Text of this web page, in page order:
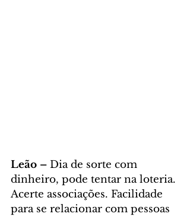
Leão – Dia de sorte com
dinheiro, pode tentar na loteria.
Acerte associações. Facilidade
para se relacionar com pessoas